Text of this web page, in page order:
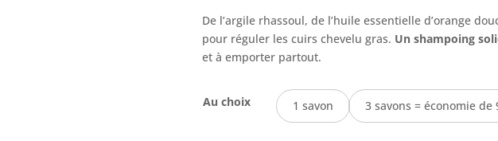
prix :
6,00 €
à
De l’argile rhassoul, de l’huile essentielle d’orange
pour réguler les cuirs chevelu gras. Un shampoing
et à emporter partout.
Au choix 1 savon 3 savons = économie de